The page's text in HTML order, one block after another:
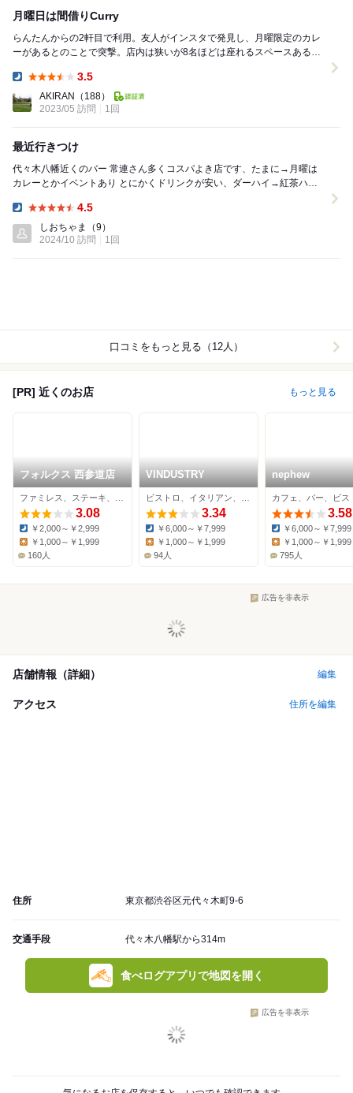
月曜日は間借りCurry
らんたんからの2軒目で利用。友人がインスタで発見し、月曜限定のカレ
ーがあるとのことで突撃。店内は狭いが8名ほどは座れるスペースあるか
3.5
AKIRAN
（188）
2023/05 訪問
1回
最近行きつけ
代々木八幡近くのバー 常連さん多くコスパよき店です、たまに→月曜は
カレーとかイベントあり とにかくドリンクが安い、ダーハイ→紅茶ハイ
4.5
しおちゃま
（9）
2024/10 訪問
1回
口コミをもっと見る（12人）
[PR] 近くのお店 もっと見る
フォルクス 西参道店
3.08
Dinner:
￥2,000～￥2,999
￥1,000～￥1,999
160人
VINDUSTRY
3.34
Dinner:
￥6,000～￥7,999
Lunch:
￥1,000～￥1,999
94人
nephew
カフェ、バー、ビス
3.58
Dinner:
￥6,000～￥7,999
￥1,000～￥1,999
795人
広告を非表示
店舗情報（詳細） 編集
アクセス 住所を編集
住所 東京都渋谷区元代々木町9-6
交通手段 代々木八幡駅から314m
食べログアプリで地図を開く
広告を非表示